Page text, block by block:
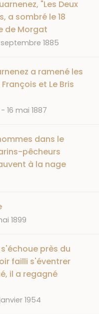
"Les Deux
a sombré le 18
de Morgat
septembre 1885
a ramené les
et Le Bris
DATE
16 mai 1887
dans le
pêcheurs
à la nage
1899
près du
failli s'éventrer
il a regagné
1954